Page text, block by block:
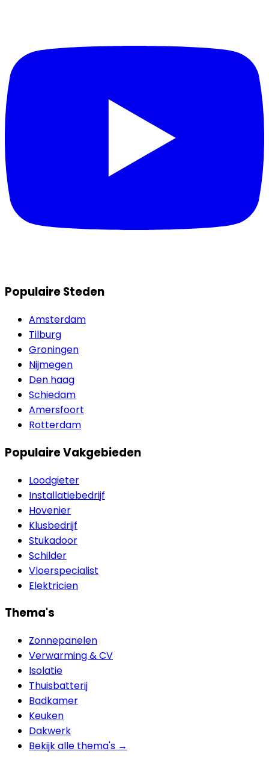
Populaire Steden
Amsterdam
Tilburg
Groningen
Nijmegen
Den haag
Schiedam
Amersfoort
Rotterdam
Populaire Vakgebieden
Loodgieter
Installatiebedrijf
Hovenier
Klusbedrijf
Stukadoor
Schilder
Vloerspecialist
Elektricien
Thema's
Zonnepanelen
Verwarming & CV
Isolatie
Thuisbatterij
Badkamer
Keuken
Dakwerk
Bekijk alle thema's →